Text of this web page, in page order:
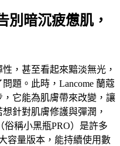
別暗沉疲憊肌，
，甚至看起來黯淡無光，
題。此時，Lancome 蘭蔻
它能為肌膚帶來改變，讓
針對肌膚修護與彈潤，
俗稱小黑瓶PRO）是許多
容量版本，能持續使用數